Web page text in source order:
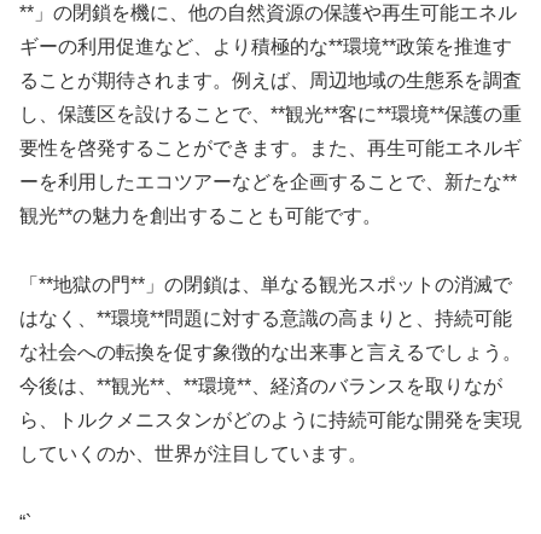
**」の閉鎖を機に、他の自然資源の保護や再生可能エネル
ギーの利用促進など、より積極的な**環境**政策を推進す
ることが期待されます。例えば、周辺地域の生態系を調査
し、保護区を設けることで、**観光**客に**環境**保護の重
要性を啓発することができます。また、再生可能エネルギ
ーを利用したエコツアーなどを企画することで、新たな**
観光**の魅力を創出することも可能です。
「**地獄の門**」の閉鎖は、単なる観光スポットの消滅で
はなく、**環境**問題に対する意識の高まりと、持続可能
な社会への転換を促す象徴的な出来事と言えるでしょう。
今後は、**観光**、**環境**、経済のバランスを取りなが
ら、トルクメニスタンがどのように持続可能な開発を実現
していくのか、世界が注目しています。
“`